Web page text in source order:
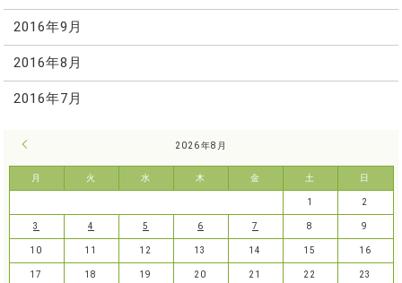
2016年9月
2016年8月
2016年7月
2026年8月
月 火 水 木 金 土 日
1 2
3 4 5 6 7 8 9
10 11 12 13 14 15 16
17 18 19 20 21 22 23